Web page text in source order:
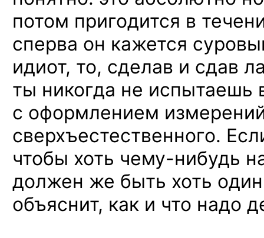
потом пригодится в
сперва он кажется
идиот, то, сделав и сдав
ты никогда не испытаешь
с оформлением
сверхъестественного.
чтобы хоть чему-нибудь
должен же быть хоть
объяснит, как и что надо